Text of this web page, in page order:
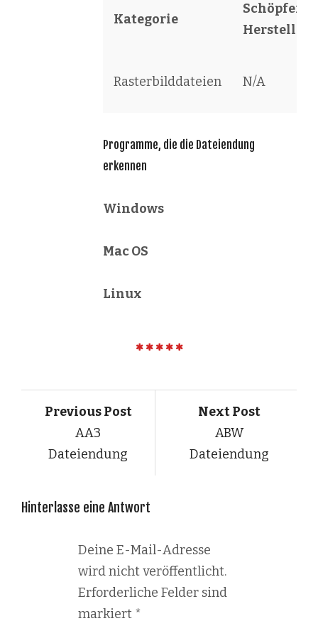
Kategorie
Schöpfer /
Hersteller
Rasterbilddateien N/A
Programme, die die Dateiendung
erkennen
Windows
Mac OS
Linux
Previous Post
AA3
Dateiendung
Next Post
ABW
Dateiendung
Hinterlasse eine Antwort
Deine E-Mail-Adresse
wird nicht veröffentlicht.
Erforderliche Felder sind
markiert *